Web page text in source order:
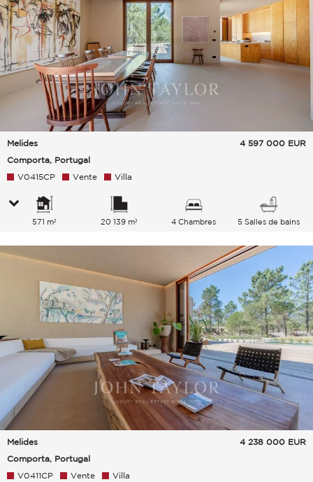
Melides
Comporta, Portugal
4 597 000 EUR
V0415CP Vente Villa
571 m² 20 139 m² 4 Chambres 5 Salles de bains
Melides
Comporta, Portugal
4 238 000 EUR
V0411CP Vente Villa